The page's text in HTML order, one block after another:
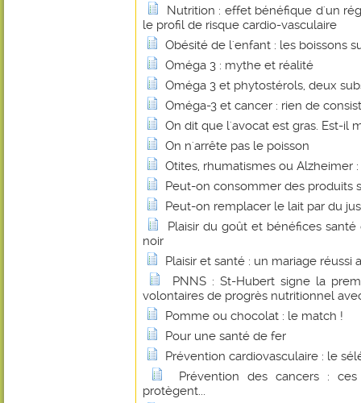
Nutrition : effet bénéfique d'un
le profil de risque cardio-vasculaire
Obésité de l'enfant : les boissons
Oméga 3 : mythe et réalité
Oméga 3 et phytostérols, deux
Oméga-3 et cancer : rien de
On dit que l'avocat est gras. Est-il
On n'arrête pas le poisson
Otites, rhumatismes ou Alzheimer
Peut-on consommer des produits
Peut-on remplacer le lait par du
Plaisir du goût et bénéfices
noir
Plaisir et santé : un mariage réussi
PNNS : St-Hubert signe la
volontaires de progrès nutritionnel
Pomme ou chocolat : le match !
Pour une santé de fer
Prévention cardiovasculaire : le
Prévention des cancers :
protègent...